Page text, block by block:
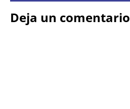
Deja un comentario